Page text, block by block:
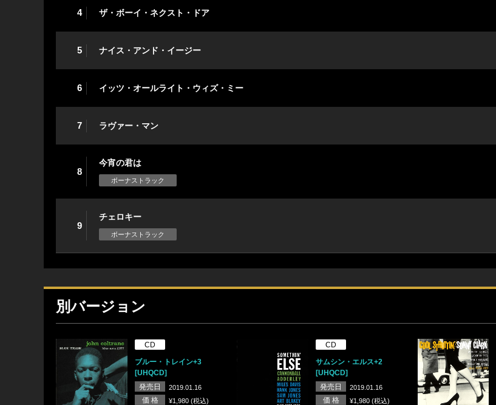
4 ザ・ボーイ・ネクスト・ドア
5 ナイス・アンド・イージー
6 イッツ・オールライト・ウィズ・ミー
7 ラヴァー・マン
8
今宵の君は
ボーナストラック
9
チェロキー
ボーナストラック
別バージョン
CD
ブルー・トレイン+3
[UHQCD]
発売日
2019.01.16
価 格 ¥1,980 (税込)
CD
サムシン・エルス+2
[UHQCD]
発売日
2019.01.16
価 格 ¥1,980 (税込)